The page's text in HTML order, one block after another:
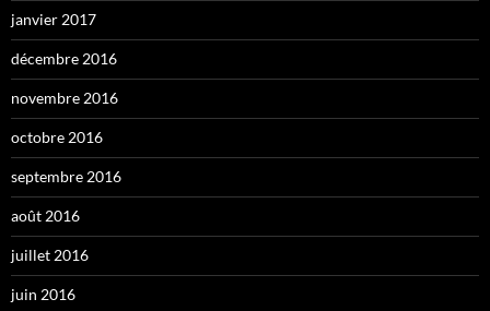
janvier 2017
décembre 2016
novembre 2016
octobre 2016
septembre 2016
août 2016
juillet 2016
juin 2016